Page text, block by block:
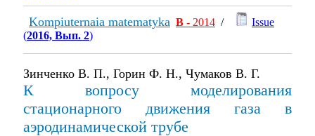
Kompiuternaia matematyka В - 2014 /
Issue
(2016, Вып. 2)
Зинченко В. П., Горин Ф. Н., Чумаков В. Г.
К вопросу моделирования
стационарного движения газа в
аэродинамической трубе